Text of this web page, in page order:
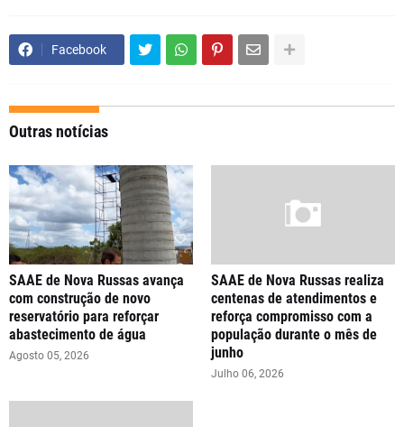
Facebook
Outras notícias
SAAE de Nova Russas avança
com construção de novo
reservatório para reforçar
abastecimento de água
Agosto 05, 2026
SAAE de Nova Russas realiza
centenas de atendimentos e
reforça compromisso com a
população durante o mês de
junho
Julho 06, 2026